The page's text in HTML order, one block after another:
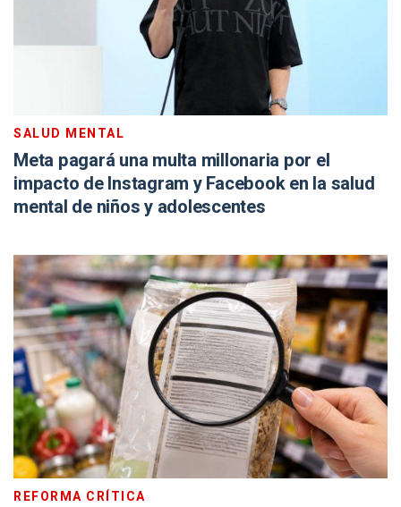
SALUD MENTAL
Meta pagará una multa millonaria por el
impacto de Instagram y Facebook en la salud
mental de niños y adolescentes
REFORMA CRÍTICA